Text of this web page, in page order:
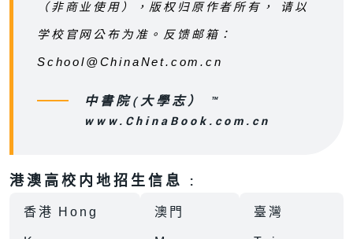
（非商业使用），版权归原作者所有， 请以
学校官网公布为准。反馈邮箱：
School@ChinaNet.com.cn
中書院(大學志） ™
www.ChinaBook.com.cn
港澳高校内地招生信息 :
香港 Hong 澳門 臺灣